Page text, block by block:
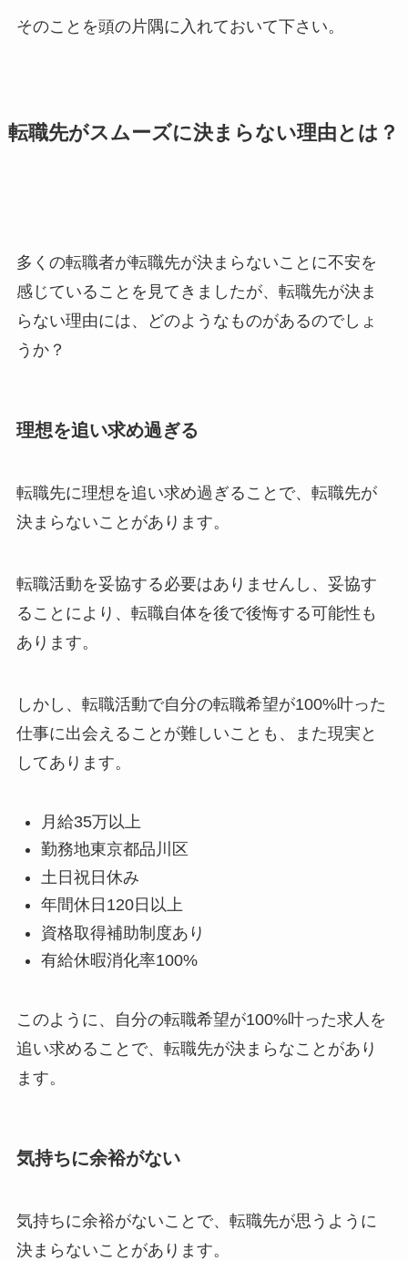
そのことを頭の片隅に入れておいて下さい。
転職先がスムーズに決まらない理由とは？
多くの転職者が転職先が決まらないことに不安を
感じていることを見てきましたが、転職先が決ま
らない理由には、どのようなものがあるのでしょ
うか？
理想を追い求め過ぎる
転職先に理想を追い求め過ぎることで、転職先が
決まらないことがあります。
転職活動を妥協する必要はありませんし、妥協す
ることにより、転職自体を後で後悔する可能性も
あります。
しかし、転職活動で自分の転職希望が100%叶った
仕事に出会えることが難しいことも、また現実と
してあります。
月給35万以上
勤務地東京都品川区
土日祝日休み
年間休日120日以上
資格取得補助制度あり
有給休暇消化率100%
このように、自分の転職希望が100%叶った求人を
追い求めることで、転職先が決まらなことがあり
ます。
気持ちに余裕がない
気持ちに余裕がないことで、転職先が思うように
決まらないことがあります。